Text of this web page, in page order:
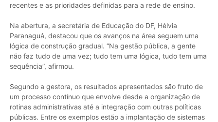
recentes e as prioridades definidas para a rede de ensino.
Na abertura, a secretária de Educação do DF, Hélvia
Paranaguá, destacou que os avanços na área seguem uma
lógica de construção gradual. “Na gestão pública, a gente
não faz tudo de uma vez; tudo tem uma lógica, tudo tem uma
sequência”, afirmou.
Segundo a gestora, os resultados apresentados são fruto de
um processo contínuo que envolve desde a organização de
rotinas administrativas até a integração com outras políticas
públicas. Entre os exemplos estão a implantação de sistemas